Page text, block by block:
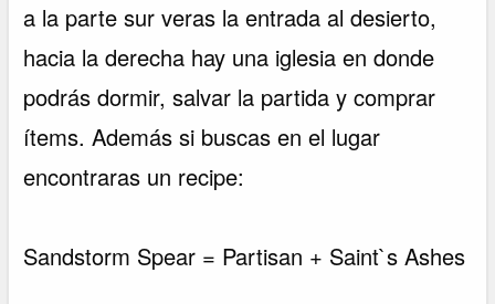
a la parte sur veras la entrada al desierto,
hacia la derecha hay una iglesia en donde
podrás dormir, salvar la partida y comprar
ítems. Además si buscas en el lugar
encontraras un recipe:
Sandstorm Spear = Partisan + Saint`s Ashes